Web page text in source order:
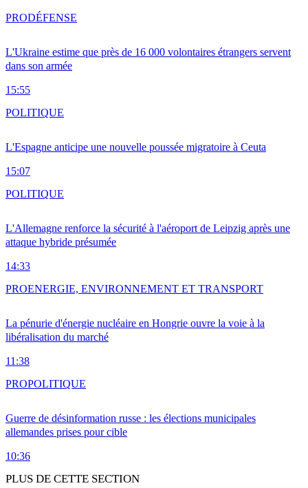
L'Ukraine estime que près de 16 000 volontaires étrangers servent
dans son armée
15:55
PRODÉFENSE
L'Espagne anticipe une nouvelle poussée migratoire à Ceuta
15:07
POLITIQUE
L'Allemagne renforce la sécurité à l'aéroport de Leipzig après une
attaque hybride présumée
14:33
POLITIQUE
La pénurie d'énergie nucléaire en Hongrie ouvre la voie à la
libéralisation du marché
11:38
PROENERGIE, ENVIRONNEMENT ET TRANSPORT
Guerre de désinformation russe : les élections municipales
allemandes prises pour cible
10:36
PROPOLITIQUE
PLUS DE CETTE SECTION